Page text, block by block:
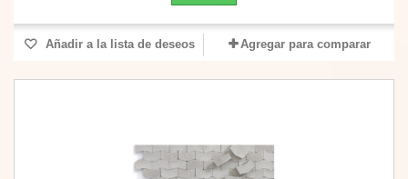
Añadir a la lista de deseos Agregar para comparar